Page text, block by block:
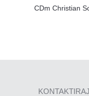
CDm Christian